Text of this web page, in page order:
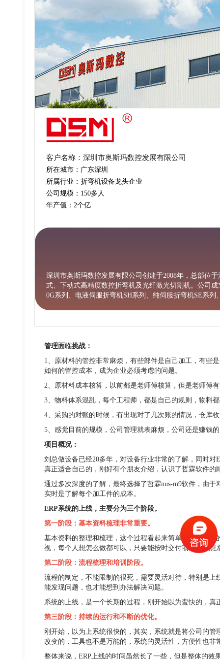
客户名称：深圳市奥斯玛数控发展有限公司
所在城市：广东深圳
所属行业：折弯机设备龙头企业
公司规模：150多人
年产值：2个亿
深圳市奥斯玛数控发展有限公司创建于2008年，总部位
式、下动式高精度数控折弯机及光纤激光切割机。公司
0G系列、电液伺服折弯机SH系列、纯伺服折弯机SE系
管理面临挑战：
1、原材料的管控非常麻烦，有些部件是自己加工，有些
如何的管控成本，成为企业必须考虑的问题。
2、原材料成本核算，以前都是老师傅核算，但是老师傅
3、物料体系混乱，每个工程师，都是自己的规则，物料
4、采购的对账的时候，有出现对了几次账的情况，仓库
5、感觉目前的规模，公司管理就表麻烦，公司还是赚钱
项目概况：
刘总做设备已经20多年，对设备行业非常的了解，同时
真正适合自己的，刚好有个朋友介绍，认识了哲霖软件
通过多次深度的了解，最终选择了哲霖nus-m9软件，由
实时是了解每个加工件的成本。
ERP系统的上线，主要分为三个阶段。
第一阶段：基本资料梳理非常重要。
基本资料的整理和梳理，这个过程看起来简单，其实非
视，每个人想怎么做都可以，只要能按时交付项目，要
第二阶段：流程梳理和培训阶段。
流程的制定，不能限制的很死，需要灵活对待，特别是
能发现问题，也才能想到办法解决问题。
系统的上线，是一个长期的过程，刚开始以为蛮快的，
第三阶段：持续的运行和不断的优化。
刚开始，以为上系统很快的，其实，系统就是将公司的
改变的，工具也不是万能的，系统的灵活性，方便性也
整体来说，ERP上线的时间虽然长了一些，但是整体的